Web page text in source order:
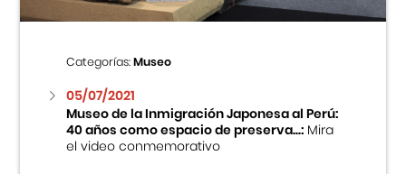
Categorías:Museo
05/07/2021
Museo de la Inmigración Japonesa al Perú:
40 años como espacio de preserva...:Mira
el video conmemorativo